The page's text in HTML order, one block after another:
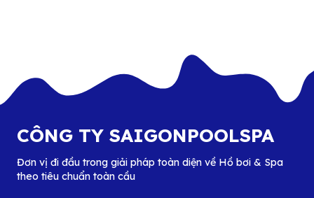
CÔNG TY SAIGONPOOLSPA
Đơn vị đi đầu trong giải pháp toàn diện về Hồ bơi & Spa
theo tiêu chuẩn toàn cầu